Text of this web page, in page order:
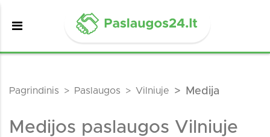
Pagrindinis Paslaugos Vilniuje Medija
Medijos paslaugos Vilniuje